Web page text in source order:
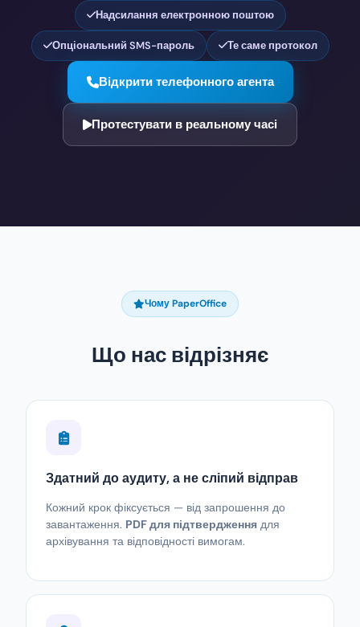
Надсилання електронною поштою
Опціональний SMS-пароль Те саме протокол
Відкрити телефонного агента
Протестувати в реальному часі
Чому PaperOffice
Що нас відрізняє
Здатний до аудиту, а не сліпий відправ
Кожний крок фіксується — від запрошення до
завантаження. PDF для підтвердження для
архівування та відповідності вимогам.